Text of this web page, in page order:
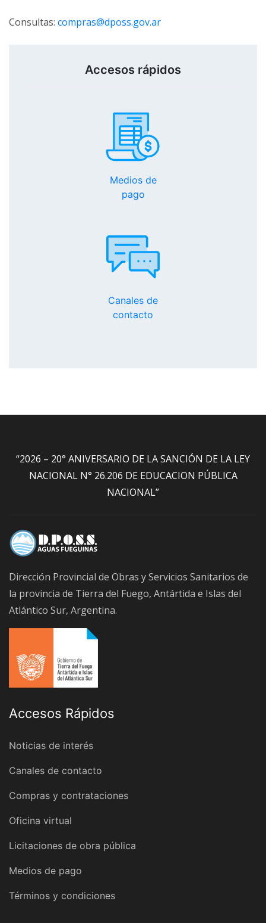
Consultas: compras@dposs.gov.ar
Accesos rápidos
Medios de
pago
Canales de
contacto
“2026 – 20° ANIVERSARIO DE LA SANCIÓN DE LA LEY
NACIONAL N° 26.206 DE EDUCACION PÚBLICA
NACIONAL”
Dirección Provincial de Obras y Servicios Sanitarios de
la provincia de Tierra del Fuego, Antártida e Islas del
Atlántico Sur, Argentina.
Accesos Rápidos
Noticias de interés
Canales de contacto
Compras y contrataciones
Oficina virtual
Licitaciones de obra pública
Medios de pago
Términos y condiciones